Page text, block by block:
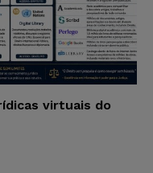
virtuais do